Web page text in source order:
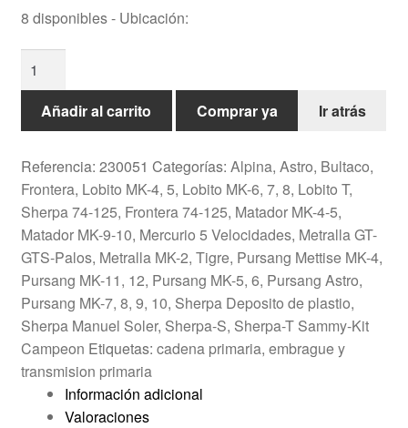
8 disponibles - Ubicación:
De
Cadena
Primaria-
Bultaco
cantidad
Añadir al carrito Comprar ya Ir atrás
Referencia: 230051 Categorías: Alpina, Astro, Bultaco,
Frontera, Lobito MK-4, 5, Lobito MK-6, 7, 8, Lobito T,
Sherpa 74-125, Frontera 74-125, Matador MK-4-5,
Matador MK-9-10, Mercurio 5 Velocidades, Metralla GT-
GTS-Palos, Metralla MK-2, Tigre, Pursang Mettise MK-4,
Pursang MK-11, 12, Pursang MK-5, 6, Pursang Astro,
Pursang MK-7, 8, 9, 10, Sherpa Deposito de plastio,
Sherpa Manuel Soler, Sherpa-S, Sherpa-T Sammy-Kit
Campeon Etiquetas: cadena primaria, embrague y
transmision primaria
Información adicional
Valoraciones